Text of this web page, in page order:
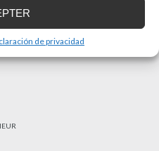
de privacidad